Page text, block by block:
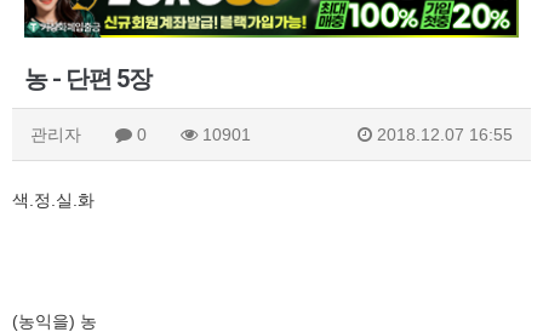
농 - 단편 5장
관리자 0 10901 2018.12.07 16:55
색.정.실.화
(농익을) 농